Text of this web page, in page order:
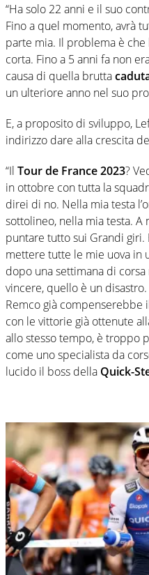
“Ha solo 22 anni e il suo
Fino a quel momento, avrà
parte mia. Il problema è
corta. Fino a 5 anni fa non
causa di quella brutta
un ulteriore anno nel suo
E, a proposito di sviluppo,
indirizzo dare alla crescita
“Il Tour de France 2023?
in ottobre con tutta la
direi di no. Nella mia testa
sottolineo, nella mia testa.
puntare tutto sui Grandi giri.
mettere tutte le mie uova in
dopo una settimana di
vincere, quello è un
Remco già compenserebbe
con le vittorie già ottenute
allo stesso tempo, è troppo
come uno specialista da
lucido il boss della Quick-